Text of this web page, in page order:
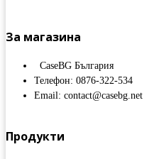
За магазина
CaseBG България
Телефон: 0876-322-534
Email: contact@casebg.net
Продукти